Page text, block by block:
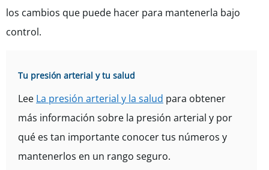
los cambios que puede hacer para mantenerla bajo
control.
Tu presión arterial y tu salud
Lee La presión arterial y la salud para obtener
más información sobre la presión arterial y por
qué es tan importante conocer tus números y
mantenerlos en un rango seguro.